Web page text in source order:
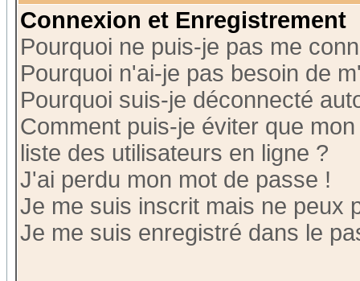
Connexion et Enregistrement
Pourquoi ne puis-je pas me
Pourquoi n'ai-je pas besoin de
Pourquoi suis-je déconnecté
Comment puis-je éviter que
liste des utilisateurs en ligne ?
J'ai perdu mon mot de passe !
Je me suis inscrit mais ne peux
Je me suis enregistré dans le